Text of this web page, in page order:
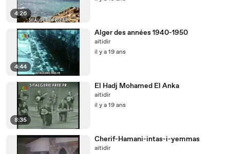
4:26
4:44
Alger des années 1940-1950
aitidir
il y a 19 ans
8:35
El Hadj Mohamed El Anka
aitidir
il y a 19 ans
Cherif-Hamani-intas-i-yemmas
aitidir